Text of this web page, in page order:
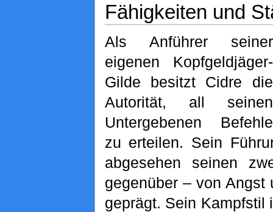
Fähigkeiten und
Als Anführer seiner
eigenen Kopfgeldjäger-
Gilde besitzt Cidre die
Autorität, all seinen
Untergebenen Befehle
zu erteilen. Sein
abgesehen seinen
gegenüber – von Angst
geprägt. Sein Kampfstil